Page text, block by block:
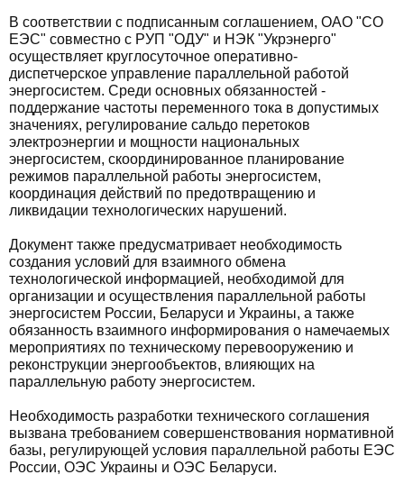
В соответствии с подписанным соглашением, ОАО "СО
ЕЭС" совместно с РУП "ОДУ" и НЭК "Укрэнерго"
осуществляет круглосуточное оперативно-
диспетчерское управление параллельной работой
энергосистем. Среди основных обязанностей -
поддержание частоты переменного тока в допустимых
значениях, регулирование сальдо перетоков
электроэнергии и мощности национальных
энергосистем, скоординированное планирование
режимов параллельной работы энергосистем,
координация действий по предотвращению и
ликвидации технологических нарушений.
Документ также предусматривает необходимость
создания условий для взаимного обмена
технологической информацией, необходимой для
организации и осуществления параллельной работы
энергосистем России, Беларуси и Украины, а также
обязанность взаимного информирования о намечаемых
мероприятиях по техническому перевооружению и
реконструкции энергообъектов, влияющих на
параллельную работу энергосистем.
Необходимость разработки технического соглашения
вызвана требованием совершенствования нормативной
базы, регулирующей условия параллельной работы ЕЭС
России, ОЭС Украины и ОЭС Беларуси.